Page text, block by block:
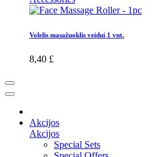
Volelis masažuoklis veidui 1 vnt.
8,40 £
Akcijos
Akcijos
Special Sets